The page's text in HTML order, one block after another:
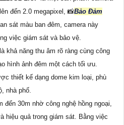
đến 2.0 megapixel, 📸Bảo Đảm
sát màu ban đêm, camera này
việc giám sát và bảo vệ.
khả năng thu âm rõ ràng cùng công
hình ảnh đêm một cách tối ưu.
thiết kế dạng dome kim loại, phù
nhà phố.
30m nhờ công nghệ hồng ngoại,
hiệu quả trong giám sát. Bằng việc